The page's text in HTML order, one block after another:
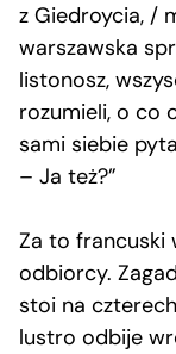
z Giedroycia, /
warszawska
listonosz,
rozumieli, o co
sami siebie
– Ja też?”
Za to francuski
odbiorcy.
stoi na
lustro odbije